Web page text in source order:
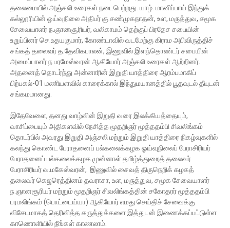
தலைமையில் அஞ்சலி உரைகள் நடைபெற்றது. யாழ். மானிப்பாய் இந்துக்
கல்லூரியின் ஓய்வுநிலை அதிபர் கு.சண்முகநாதன், உள, மருத்துவ, சமூக
சேவையாளர் ந.ஞானசூரியர், வலிகாமம் தெற்குப் பிரதேச சபையின்
உறுப்பினர் செ.உதயகுமார், கோண்டாவில் வடமேற்கு கிராம அபிவிருத்திச்
சங்கத் தலைவர் த.தேவிகபாலன், இணுவில் இளந்தொண்டர் சபையின்
அமைப்பாளர் ந.பரமேஸ்வரன் ஆகியோர் அஞ்சலி உரைகள் ஆற்றினர்.
அதனைத் தொடர்ந்து அன்னாரின் இறுதி யாத்திரை ஆரம்பமாகிப்
பிற்பகல்-01 மணியளவில் காரைக்கால் இந்துமயானத்தில் பூதவுடல் தீயுடன்
சங்கமமானது.
இதேவேளை, தனது வாழ்வின் இறுதி வரை இலக்கியத்தையும்,
வாசிப்பையும் அதிகளவில் நேசித்த மூதறிஞர் மூத்ததம்பி சிவலிங்கம்
தொடர்பில் அவரது இறுதி அஞ்சலி மற்றும் இறுதி யாத்திரை நிகழ்வுகளில்
கலந்து கொண்ட பேராதனைப் பல்கலைக்கழக ஓய்வுநிலைப் பேராசிரியர்
பேராதனைப் பல்கலைக்கழக முன்னாள் தமிழ்த்துறைத் தலைவர்
பேராசிரியர் வ.மகேஸ்வரன், இணுவில் சைவத் திருநெறிக் கழகத்
தலைவர் கெஜரெத்தினம் தவராசா, உள, மருத்துவ, சமூக சேவையாளர்
ந.ஞானசூரியர் மற்றும் மூதறிஞர் சிவலிங்கத்தின் சகோதரர் மூத்ததம்பி
பரமலிங்கம் (பொட்டைய்யா) ஆகியோர் எமது செய்திச் சேவைக்கு
விசேடமாகத் தெரிவித்த கருத்துக்களை இத்துடன் இணைக்கப்பட்டுள்ள
காணொளியில் நீங்கள் காணலாம்.